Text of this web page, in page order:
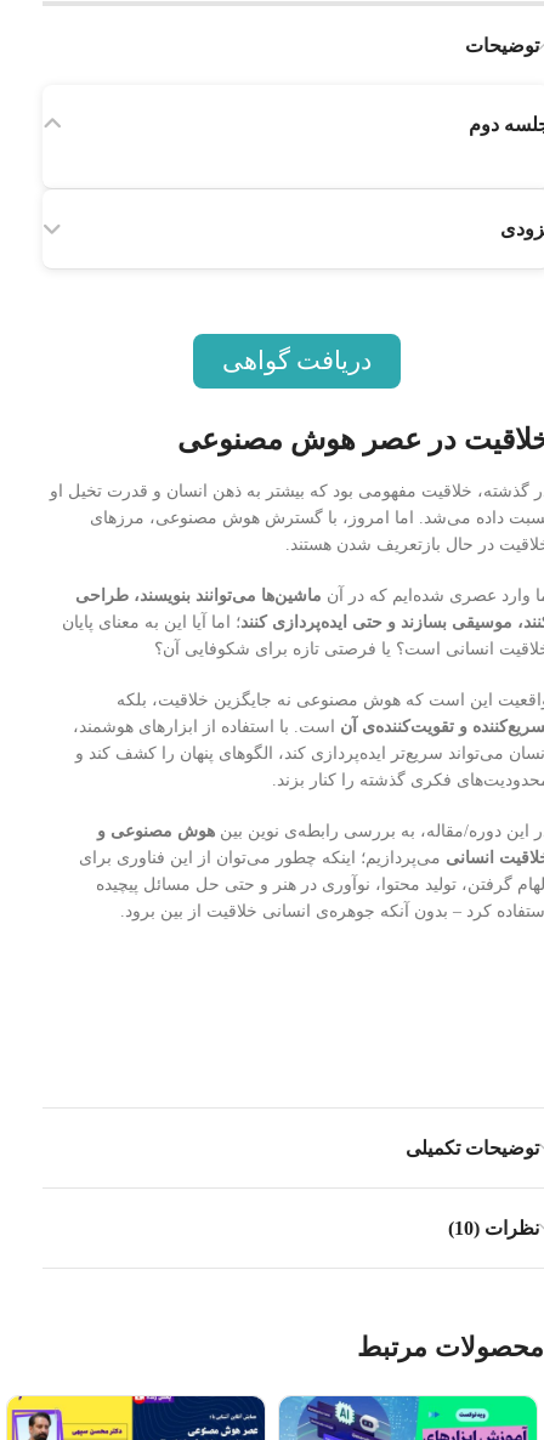
توضیحات
دوم
دریافت گواهی
در عصر هوش مصنوعی
گذشته، خلاقیت مفهومی بود که بیشتر به ذهن انسان و قدرت تخیل او
داده می‌شد. اما امروز، با گسترش هوش مصنوعی، مرزهای
در حال بازتعریف شدن هستند.
وارد عصری شده‌ایم که در آن ماشین‌ها می‌توانند بنویسند، طراحی
موسیقی بسازند و حتی ایده‌پردازی کنند؛ اما آیا این به معنای پایان
انسانی است؟ یا فرصتی تازه برای شکوفایی آن؟
این است که هوش مصنوعی نه جایگزین خلاقیت، بلکه
و تقویت‌کننده‌ی آن است. با استفاده از ابزارهای هوشمند،
می‌تواند سریع‌تر ایده‌پردازی کند، الگوهای پنهان را کشف کند و
فکری گذشته را کنار بزند.
این دوره/مقاله، به بررسی رابطه‌ی نوین بین هوش مصنوعی و
انسانی می‌پردازیم؛ اینکه چطور می‌توان از این فناوری برای
گرفتن، تولید محتوا، نوآوری در هنر و حتی حل مسائل پیچیده
کرد – بدون آنکه جوهره‌ی انسانی خلاقیت از بین برود.
توضیحات تکمیلی
نظرات (10)
محصولات مرتبط